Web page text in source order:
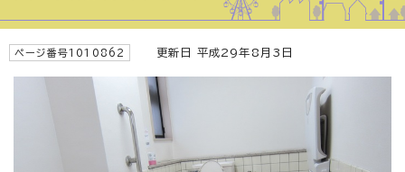
ページ番号1010862 更新日 平成29年8月3日